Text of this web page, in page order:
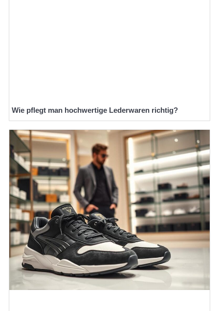
Wie pflegt man hochwertige Lederwaren richtig?